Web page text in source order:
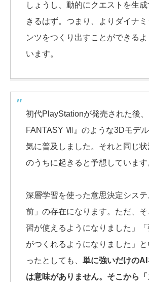
しょうし、動的にクエストを生
きるはず。つまり、よりダイナ
ンツをつくり出すことができる
います。
初代PlayStationが発売された後
FANTASY Ⅶ』のような3Dモデ
気に普及しました。それと同じ
のうちに起きると予想しています
深層学習を使った意思決定システ
前」の存在になります。ただ、
習が使えるようになりました」
がつくれるようになりました」
ったとしても、 単に強いだけの
は意味がありません。そこから「